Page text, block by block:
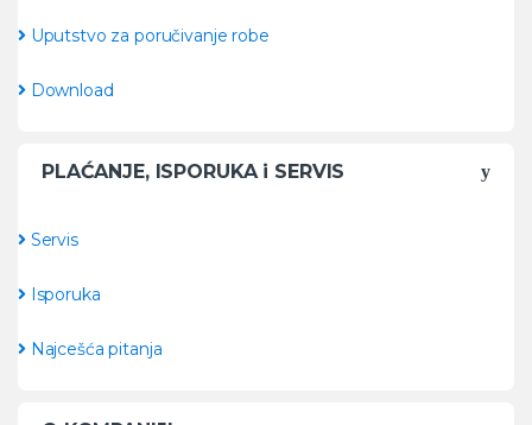
Uputstvo za poručivanje robe
Download
PLAĆANJE, ISPORUKA i SERVIS
Servis
Isporuka
Najcešća pitanja